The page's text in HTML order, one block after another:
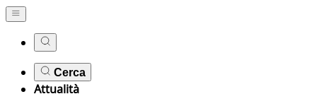
Cerca
Attualità